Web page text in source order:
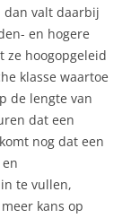
dan valt daarbij
en hogere
ze hoogopgeleid
klasse waartoe
de lengte van
dat een
nog dat een
te vullen,
kans op